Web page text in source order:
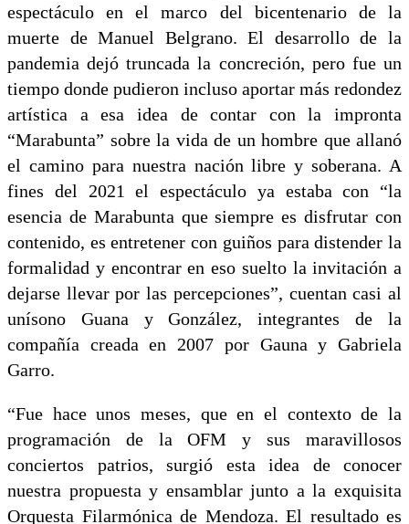
espectáculo en el marco del bicentenario de la
muerte de Manuel Belgrano. El desarrollo de la
pandemia dejó truncada la concreción, pero fue un
tiempo donde pudieron incluso aportar más redondez
artística a esa idea de contar con la impronta
“Marabunta” sobre la vida de un hombre que allanó
el camino para nuestra nación libre y soberana. A
fines del 2021 el espectáculo ya estaba con “la
esencia de Marabunta que siempre es disfrutar con
contenido, es entretener con guiños para distender la
formalidad y encontrar en eso suelto la invitación a
dejarse llevar por las percepciones”, cuentan casi al
unísono Guana y González, integrantes de la
compañía creada en 2007 por Gauna y Gabriela
Garro.
“Fue hace unos meses, que en el contexto de la
programación de la OFM y sus maravillosos
conciertos patrios, surgió esta idea de conocer
nuestra propuesta y ensamblar junto a la exquisita
Orquesta Filarmónica de Mendoza. El resultado es